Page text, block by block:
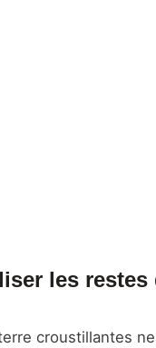
les restes
croustillantes